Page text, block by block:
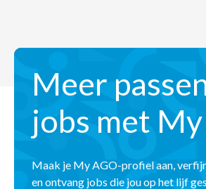
Meer
jobs met
Maak je My AGO-profiel aan,
en ontvang jobs die jou op het lijf